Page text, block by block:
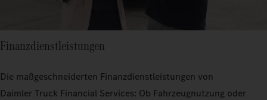
Finanzdienstleistungen
Die maßgeschneiderten Finanzdienstleistungen von
Daimler Truck Financial Services: Ob Fahrzeugnutzung oder